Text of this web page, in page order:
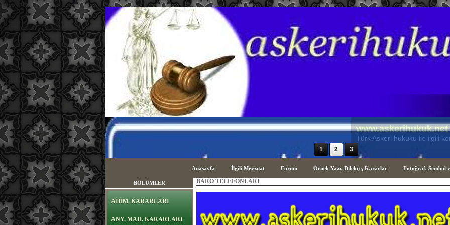
sayfa içeriği
www.askerihukuk.net
Türk Askeri Hukuku ile ilgili
1 2 3
Anasayfa İlgili Mevzuat Forum Örnek Yazı, Dilekçe, Kararlar Fotoğraf, Sembol
BÖLÜMLER
AİHM. KARARLARI
ANY. MAH. KARARLARI
BARO TELEFONLARI